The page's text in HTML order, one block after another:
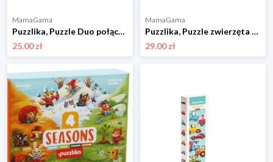
MamaGama
Puzzlika, Puzzle Duo połącz w pary - Nauka liczenia
25.00 zł
MamaGama
Puzzlika, Puzzle zwierzęta hodowlane 8w1
29.00 zł